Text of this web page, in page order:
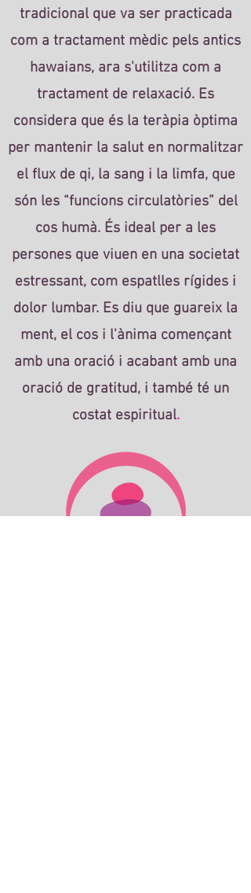
tradicional que va ser practicada
com a tractament mèdic pels antics
hawaians, ara s'utilitza com a
tractament de relaxació. Es
considera que és la teràpia òptima
per mantenir la salut en normalitzar
el flux de qi, la sang i la limfa, que
són les “funcions circulatòries” del
cos humà. És ideal per a les
persones que viuen en una societat
estressant, com espatlles rígides i
dolor lumbar. Es diu que guareix la
ment, el cos i l'ànima començant
amb una oració i acabant amb una
oració de gratitud, i també té un
costat espiritual.